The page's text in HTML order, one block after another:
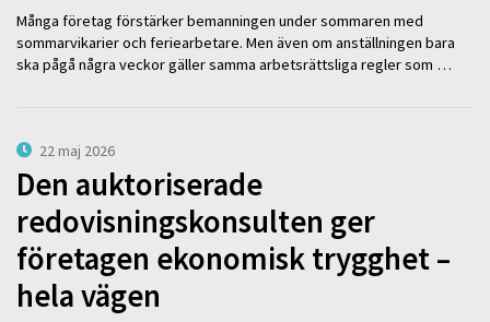
Många företag förstärker bemanningen under sommaren med
sommarvikarier och feriearbetare. Men även om anställningen bara
ska pågå några veckor gäller samma arbetsrättsliga regler som …
22 maj 2026
Den auktoriserade
redovisningskonsulten ger
företagen ekonomisk trygghet –
hela vägen